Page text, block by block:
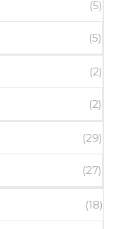
(5)
(5)
(2)
(2)
(29)
(27)
(18)